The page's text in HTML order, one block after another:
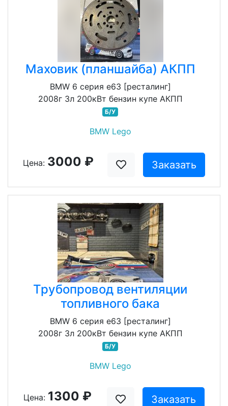
Маховик (планшайба) АКПП
BMW 6 серия e63 [ресталинг]
2008г 3л 200кВт бензин купе АКПП
Б/У
BMW Lego
Цена: 3000 ₽ Заказать
Трубопровод вентиляции
топливного бака
BMW 6 серия e63 [ресталинг]
2008г 3л 200кВт бензин купе АКПП
Б/У
BMW Lego
Цена: 1300 ₽ Заказать